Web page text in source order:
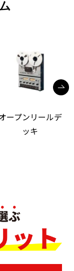
ープンリールデ
ッキ